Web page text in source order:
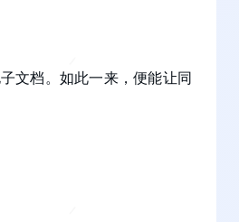
文档。如此一来，便能让同